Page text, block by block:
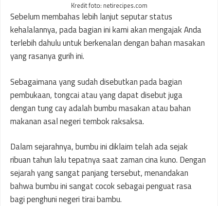
Kredit foto: netirecipes.com
Sebelum membahas lebih lanjut seputar status
kehalalannya, pada bagian ini kami akan mengajak Anda
terlebih dahulu untuk berkenalan dengan bahan masakan
yang rasanya gurih ini.
Sebagaimana yang sudah disebutkan pada bagian
pembukaan, tongcai atau yang dapat disebut juga
dengan tung cay adalah bumbu masakan atau bahan
makanan asal negeri tembok raksaksa.
Dalam sejarahnya, bumbu ini diklaim telah ada sejak
ribuan tahun lalu tepatnya saat zaman cina kuno. Dengan
sejarah yang sangat panjang tersebut, menandakan
bahwa bumbu ini sangat cocok sebagai penguat rasa
bagi penghuni negeri tirai bambu.